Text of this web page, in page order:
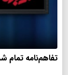
تفاهم‌نامه تمام